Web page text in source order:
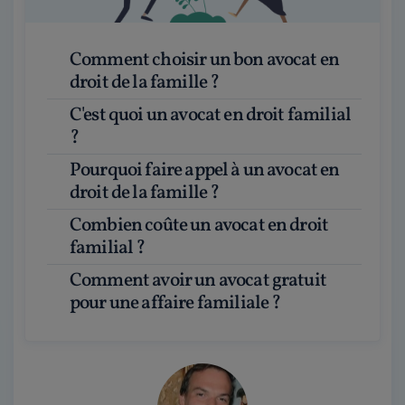
Comment choisir un bon avocat en
droit de la famille ?
C'est quoi un avocat en droit familial
?
Pourquoi faire appel à un avocat en
droit de la famille ?
Combien coûte un avocat en droit
familial ?
Comment avoir un avocat gratuit
pour une affaire familiale ?